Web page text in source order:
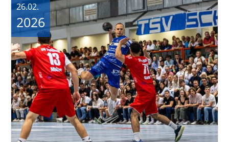
26.02.
2026